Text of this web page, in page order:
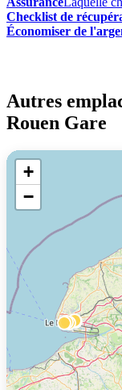
Checklist de
Économiser de
Autres
Rouen Gare
+
−